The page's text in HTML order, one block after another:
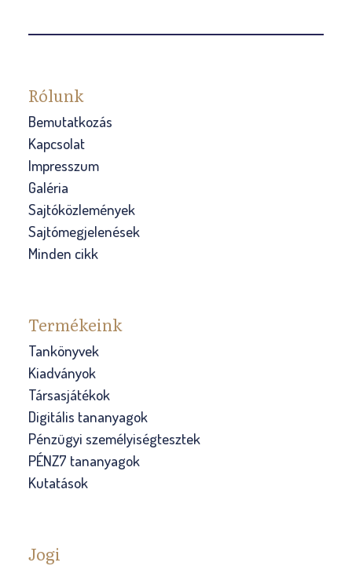
Rólunk
Bemutatkozás
Kapcsolat
Impresszum
Galéria
Sajtóközlemények
Sajtómegjelenések
Minden cikk
Termékeink
Tankönyvek
Kiadványok
Társasjátékok
Digitális tananyagok
Pénzügyi személyiségtesztek
PÉNZ7 tananyagok
Kutatások
Jogi